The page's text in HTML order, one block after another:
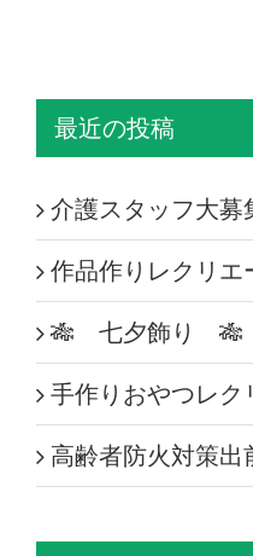
最近の投稿
介護スタッフ大募
作品作りレクリエ
🎋 七夕飾り 🎋
手作りおやつレク
高齢者防火対策出